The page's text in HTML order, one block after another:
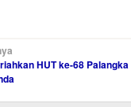
HUT ke-68